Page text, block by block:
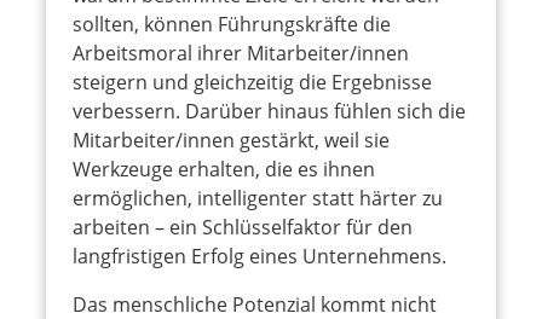
sollten, können Führungskräfte die
Arbeitsmoral ihrer Mitarbeiter/innen
steigern und gleichzeitig die Ergebnisse
verbessern. Darüber hinaus fühlen sich die
Mitarbeiter/innen gestärkt, weil sie
Werkzeuge erhalten, die es ihnen
ermöglichen, intelligenter statt härter zu
arbeiten – ein Schlüsselfaktor für den
langfristigen Erfolg eines Unternehmens.
Das menschliche Potenzial kommt nicht